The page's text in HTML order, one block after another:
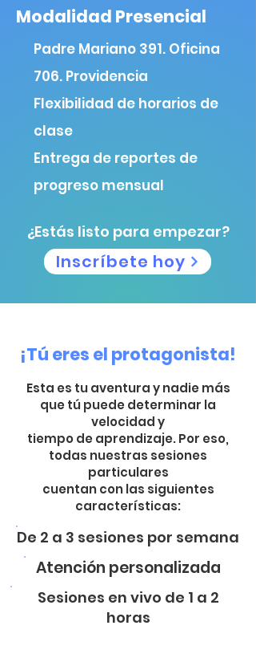
Modalidad Presencial
Padre Mariano 391. Oficina
706. Providencia
Flexibilidad de horarios de
clase
Entrega de reportes de
progreso mensual
¿Estás listo para empezar?
Inscríbete hoy
¡Tú eres el protagonista!
Esta es tu aventura y nadie más
que tú puede determinar la
velocidad y
tiempo de aprendizaje. Por eso,
todas nuestras sesiones
particulares
cuentan con las siguientes
características:
De 2 a 3 sesiones por semana
Atención personalizada
Sesiones en vivo de 1 a 2
horas